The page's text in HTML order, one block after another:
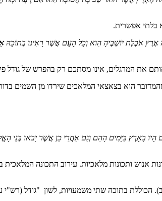
בלתי אפשרית.
אֹכֶלֶת יוֹשְׁבֶיהָ הִוא וְכָל הָעָם אֲשֶׁר רָאִינוּ בְתוֹכָהּ
את המרגלים, אינו מסתכם רק בהפרש של גודל
הוא בצאצאי המלאכים שירדו מן השמים
בָאָרֶץ בַּיָּמִים הָהֵם וְגַם אַחֲרֵי כֵן אֲשֶׁר יָבֹאוּ בְּנֵי
אנוש ותכונות מלאכיות. עירוב התכונה המלאכית
הכוללת בתוכה שתי משמעויות, לשון "גודל